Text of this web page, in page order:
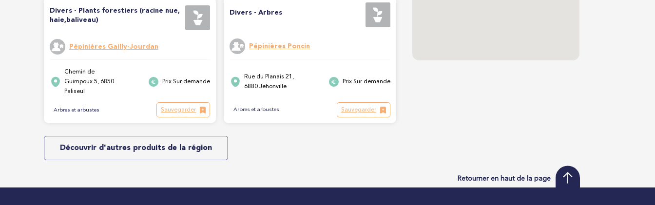
Divers - Plants forestiers (racine nue,
haie,baliveau)
Pépinières Gailly-Jourdan
Chemin de
Guimpoux 5, 6850
Paliseul
Prix Sur demande
Arbres et arbustes Sauvegarder
Divers - Arbres
Pépinières Poncin
Rue du Planais 21,
6880 Jehonville
Prix Sur demande
Arbres et arbustes Sauvegarder
Découvrir d'autres produits de la région
Retourner en haut de la page